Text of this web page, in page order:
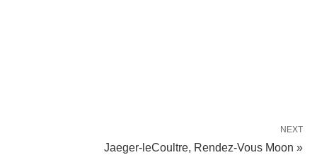
NEXT
Jaeger-leCoultre, Rendez-Vous Moon »